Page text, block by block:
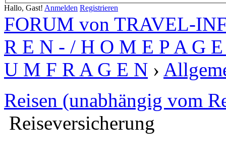
Hallo, Gast! Anmelden Registrieren
FORUM von TRAVEL-
R E N - / H O M E P A G
U M F R A G E N ›
Reisen (unabhängig vom
Reiseversicherung